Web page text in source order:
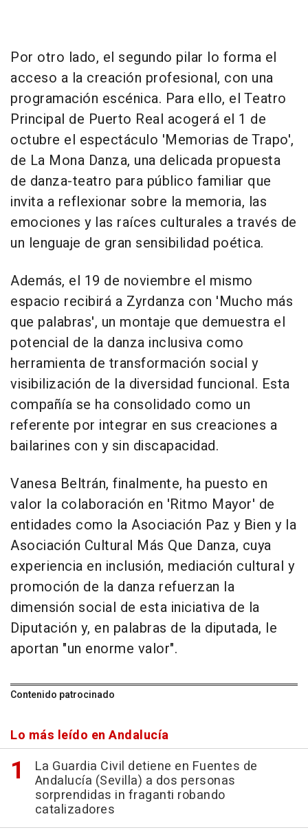
Por otro lado, el segundo pilar lo forma el
acceso a la creación profesional, con una
programación escénica. Para ello, el Teatro
Principal de Puerto Real acogerá el 1 de
octubre el espectáculo 'Memorias de Trapo',
de La Mona Danza, una delicada propuesta
de danza-teatro para público familiar que
invita a reflexionar sobre la memoria, las
emociones y las raíces culturales a través de
un lenguaje de gran sensibilidad poética.
Además, el 19 de noviembre el mismo
espacio recibirá a Zyrdanza con 'Mucho más
que palabras', un montaje que demuestra el
potencial de la danza inclusiva como
herramienta de transformación social y
visibilización de la diversidad funcional. Esta
compañía se ha consolidado como un
referente por integrar en sus creaciones a
bailarines con y sin discapacidad.
Vanesa Beltrán, finalmente, ha puesto en
valor la colaboración en 'Ritmo Mayor' de
entidades como la Asociación Paz y Bien y la
Asociación Cultural Más Que Danza, cuya
experiencia en inclusión, mediación cultural y
promoción de la danza refuerzan la
dimensión social de esta iniciativa de la
Diputación y, en palabras de la diputada, le
aportan "un enorme valor".
Contenido patrocinado
Lo más leído en Andalucía
La Guardia Civil detiene en Fuentes de
Andalucía (Sevilla) a dos personas
sorprendidas in fraganti robando
catalizadores